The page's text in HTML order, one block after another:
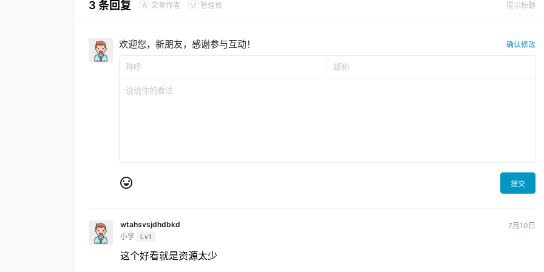
3 条回复 A 文章作者 M 管理员 提示标题
欢迎您，新朋友，感谢参与互动！ 确认修改
提交
wtahsvsjdhdbkd
小学 Lv1
7月10日
这个好看就是资源太少